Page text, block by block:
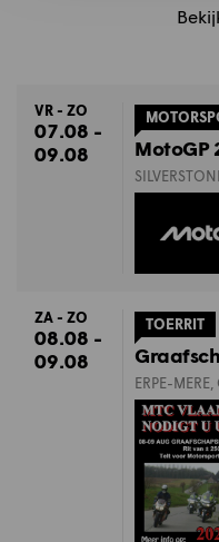
VR - ZO
07.08 -
09.08
MotoGP
ZA - ZO
08.08 -
09.08
TOERRIT
ERPE-